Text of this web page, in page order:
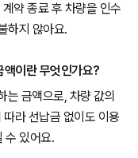
약 종료 후 차량을 인수
하지 않아요.
이란 무엇인가요?
는 금액으로, 차량 값의
라 선납금 없이도 이용
수 있어요.